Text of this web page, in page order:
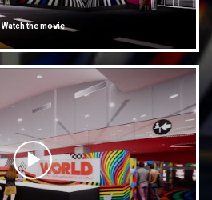
Watch the movie